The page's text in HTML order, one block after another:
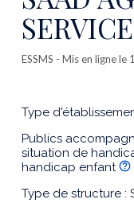
ESSMS - Mis en ligne le
Type
Publics
situation de
handicap enfant
Type de structure :